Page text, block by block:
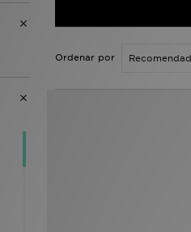
Ordenar por